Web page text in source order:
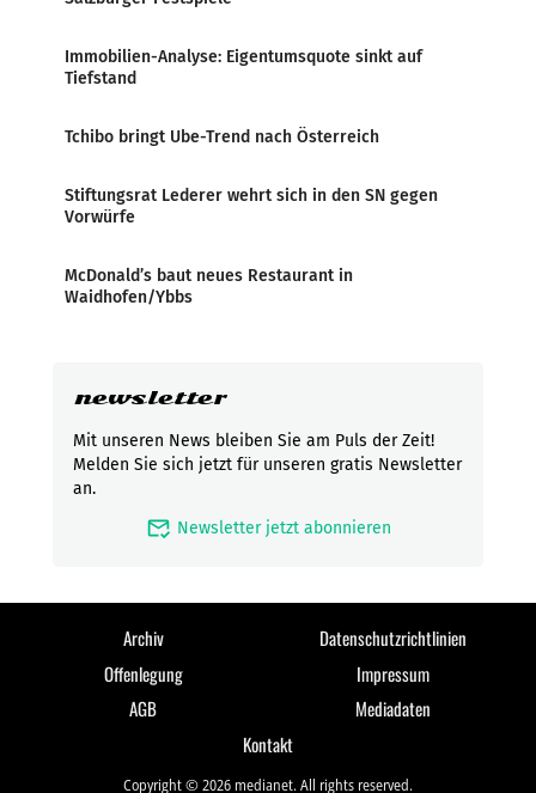
Immobilien-Analyse: Eigentumsquote sinkt auf
Tiefstand
Tchibo bringt Ube-Trend nach Österreich
Stiftungsrat Lederer wehrt sich in den SN gegen
Vorwürfe
McDonald’s baut neues Restaurant in
Waidhofen/Ybbs
newsletter
Mit unseren News bleiben Sie am Puls der Zeit!
Melden Sie sich jetzt für unseren gratis Newsletter
an.
mark_email_read Newsletter jetzt abonnieren
Archiv
Datenschutzrichtlinien
Offenlegung
Impressum
AGB
Mediadaten
Kontakt
Copyright © 2026 medianet. All rights reserved.